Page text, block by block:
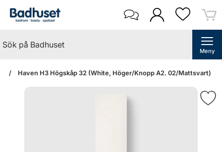
Meny
Haven H3 Högskåp 32 (White, Höger/Knopp A2. 02/Mattsvart)